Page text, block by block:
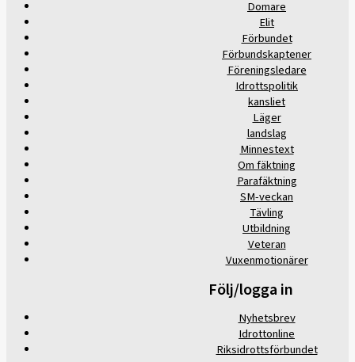
Domare
Elit
Förbundet
Förbundskaptener
Föreningsledare
Idrottspolitik
kansliet
Läger
landslag
Minnestext
Om fäktning
Parafäktning
SM-veckan
Tävling
Utbildning
Veteran
Vuxenmotionärer
Följ/logga in
Nyhetsbrev
Idrottonline
Riksidrottsförbundet